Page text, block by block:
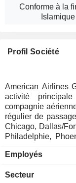
Conforme à la
Islamique
Profil Société
American Airlines
activité
compagnie
régulier de
Chicago, Dallas/
Philadelphie,
Londres, Doha,
régionales et des
Employés
Secteur